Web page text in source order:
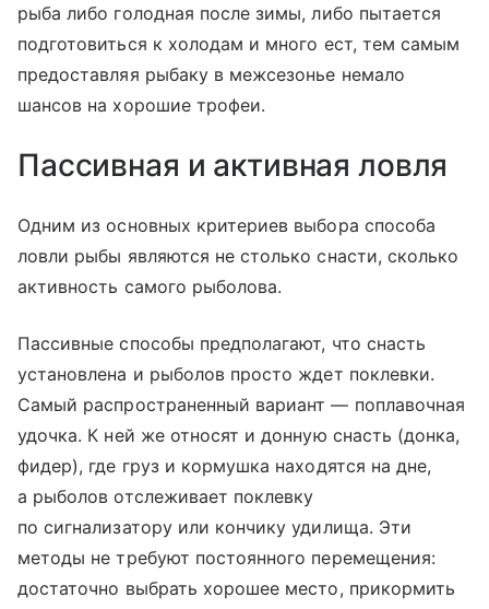
рыба либо голодная после зимы, либо пытается
подготовиться к холодам и много ест, тем самым
предоставляя рыбаку в межсезонье немало
шансов на хорошие трофеи.
Пассивная и активная ловля
Одним из основных критериев выбора способа
ловли рыбы являются не столько снасти, сколько
активность самого рыболова.
Пассивные способы предполагают, что снасть
установлена и рыболов просто ждет поклевки.
Самый распространенный вариант — поплавочная
удочка. К ней же относят и донную снасть (донка,
фидер), где груз и кормушка находятся на дне,
а рыболов отслеживает поклевку
по сигнализатору или кончику удилища. Эти
методы не требуют постоянного перемещения:
достаточно выбрать хорошее место, прикормить